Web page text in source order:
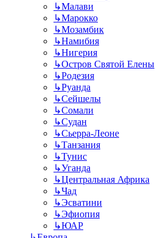
↳Малави
↳Марокко
↳Мозамбик
↳Намибия
↳Нигерия
↳Остров Святой Елены
↳Родезия
↳Руанда
↳Сейшелы
↳Сомали
↳Судан
↳Сьерра-Леоне
↳Танзания
↳Тунис
↳Уганда
↳Центральная Африка
↳Чад
↳Эсватини
↳Эфиопия
↳ЮАР